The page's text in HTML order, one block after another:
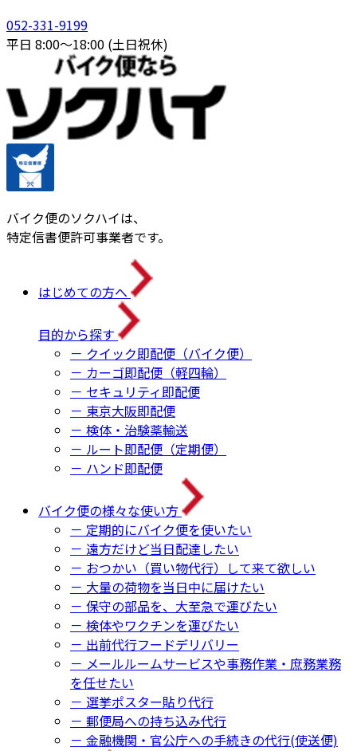
052-331-9199
平日 8:00〜18:00 (土日祝休)
バイク便のソクハイは、
特定信書便許可事業者です。
はじめての方へ
目的から探す
－ クイック即配便（バイク便）
－ カーゴ即配便（軽四輪）
－ セキュリティ即配便
－ 東京大阪即配便
－ 検体・治験薬輸送
－ ルート即配便（定期便）
－ ハンド即配便
バイク便の様々な使い方
－ 定期的にバイク便を使いたい
－ 遠方だけど当日配達したい
－ おつかい（買い物代行）して来て欲しい
－ 大量の荷物を当日中に届けたい
－ 保守の部品を、大至急で運びたい
－ 検体やワクチンを運びたい
－ 出前代行フードデリバリー
－ メールルームサービスや事務作業・庶務業務
を任せたい
－ 選挙ポスター貼り代行
－ 郵便局への持ち込み代行
－ 金融機関・官公庁への手続きの代行(使送便)